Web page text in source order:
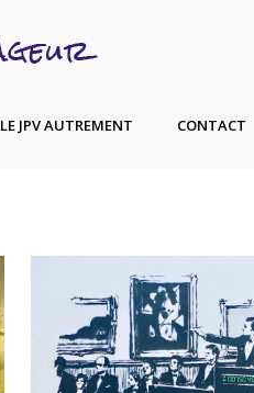
LE JPV AUTREMENT CONTACT